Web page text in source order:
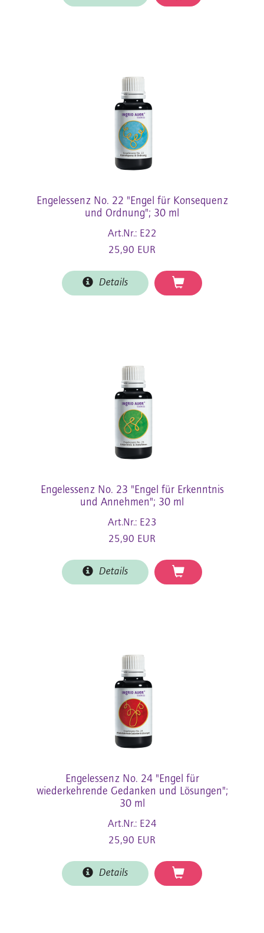
Engelessenz No. 22 "Engel für Konsequenz
und Ordnung"; 30 ml
Art.Nr.: E22
25,90 EUR
Details
Engelessenz No. 23 "Engel für Erkenntnis
und Annehmen"; 30 ml
Art.Nr.: E23
25,90 EUR
Details
Engelessenz No. 24 "Engel für
wiederkehrende Gedanken und Lösungen";
30 ml
Art.Nr.: E24
25,90 EUR
Details